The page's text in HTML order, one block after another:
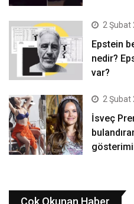
2 Şubat
Epstein
nedir?
var?
2 Şubat
İsveç
Çok Okunan Haber